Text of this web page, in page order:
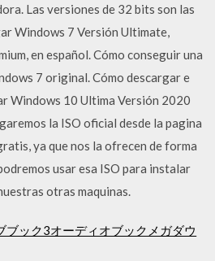
Las versiones de 32 bits son las
Windows 7 Versión Ultimate,
en español. Cómo conseguir una
7 original. Cómo descargar e
Windows 10 Ultima Versión 2020
la ISO oficial desde la pagina
ya que nos la ofrecen de forma
usar esa ISO para instalar
otras maquinas.
ブック3オーディオブックメガダウ